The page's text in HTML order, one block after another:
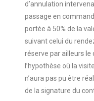
d’annulation
passage en
portée à 50% de la
suivant celui du
réserve par ailleurs le
l’hypothèse où la
n’aura pas pu être
de la signature du